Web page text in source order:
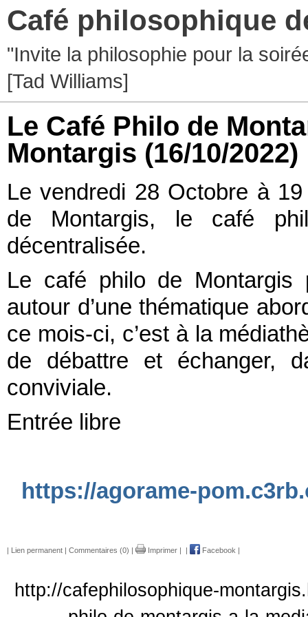
Café philosophique
"Invite la philosophie pour la
[Tad Williams]
Le Café Philo de
Montargis (16/10/2022)
Le vendredi 28 Octobre à
de Montargis, le café
décentralisée.
Le café philo de Montargis
autour d’une thématique
ce mois-ci, c’est à la
de débattre et échanger,
conviviale.
Entrée libre
https://agorame-
| Lien permanent | Commentaires (0) | Imprimer | | Facebook |
http://cafephilosophique-